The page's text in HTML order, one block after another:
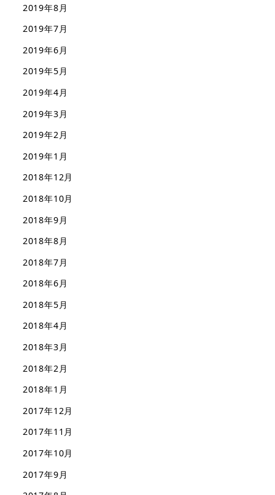
2019年8月
2019年7月
2019年6月
2019年5月
2019年4月
2019年3月
2019年2月
2019年1月
2018年12月
2018年10月
2018年9月
2018年8月
2018年7月
2018年6月
2018年5月
2018年4月
2018年3月
2018年2月
2018年1月
2017年12月
2017年11月
2017年10月
2017年9月